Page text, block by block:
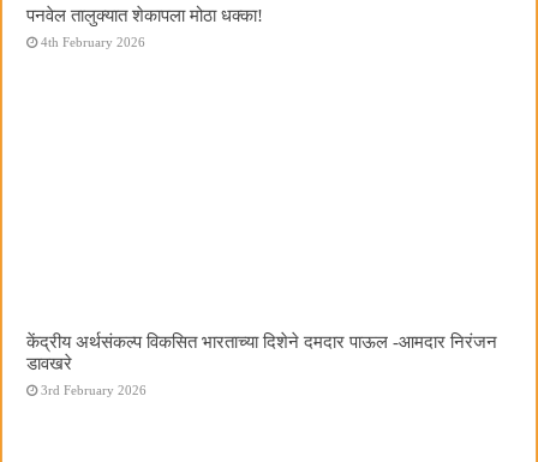
पनवेल तालुक्यात शेकापला मोठा धक्का!
4th February 2026
केंद्रीय अर्थसंकल्प विकसित भारताच्या दिशेने दमदार पाऊल -आमदार निरंजन
डावखरे
3rd February 2026